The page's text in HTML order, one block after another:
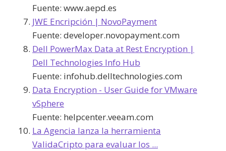
Fuente: www.aepd.es
JWE Encripción | NovoPayment
Fuente: developer.novopayment.com
Dell PowerMax Data at Rest Encryption |
Dell Technologies Info Hub
Fuente: infohub.delltechnologies.com
Data Encryption - User Guide for VMware
vSphere
Fuente: helpcenter.veeam.com
La Agencia lanza la herramienta
ValidaCripto para evaluar los ...